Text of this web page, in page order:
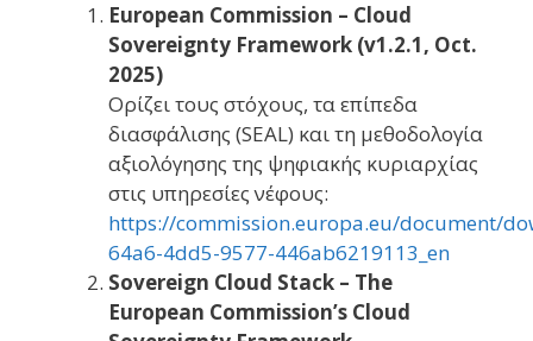
European Commission – Cloud
Sovereignty Framework (v1.2.1, Oct.
2025)
Ορίζει τους στόχους, τα επίπεδα
διασφάλισης (SEAL) και τη μεθοδολογία
αξιολόγησης της ψηφιακής κυριαρχίας
στις υπηρεσίες νέφους:
https://commission.europa.eu/document/
64a6-4dd5-9577-446ab6219113_en
Sovereign Cloud Stack – The
European Commission’s Cloud